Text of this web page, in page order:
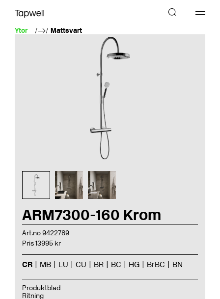
Ytor Mattsvart
ARM7300-160 Krom
Art.no 9422789
Pris 13995 kr
CR MB LU CU BR BC HG BrBC BN
Produktblad
Ritning